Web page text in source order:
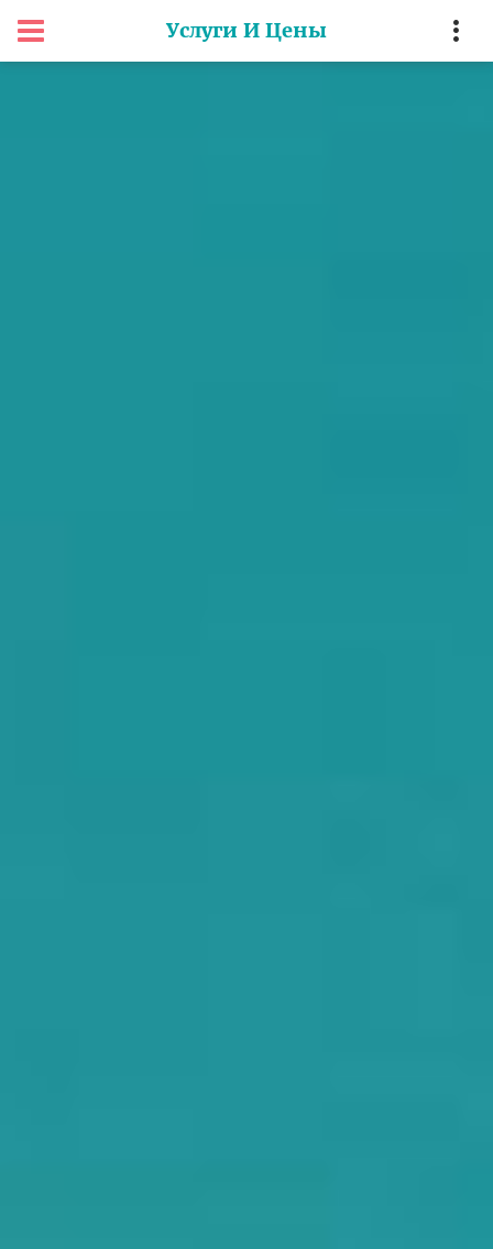
Услуги И Цены